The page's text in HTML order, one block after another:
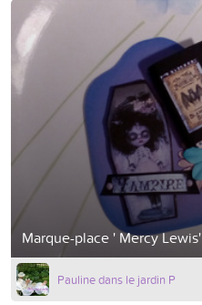
Marque-place ' Mercy Lewis'
Pauline dans le jardin P